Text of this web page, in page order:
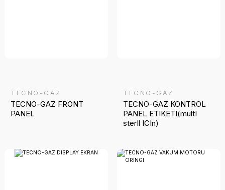
TECNO-GAZ
TECNO-GAZ FRONT
PANEL
TECNO-GAZ
TECNO-GAZ KONTROL
PANEL ETIKETI(multI
sterIl ICIn)